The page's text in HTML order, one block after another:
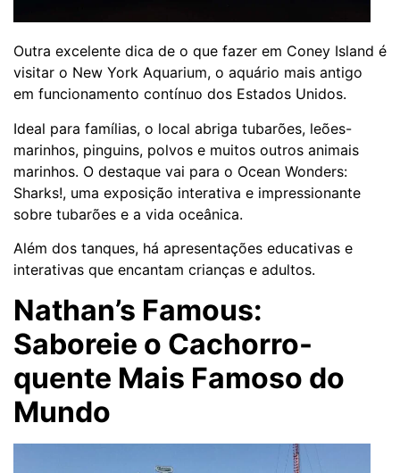
Outra excelente dica de o que fazer em Coney Island é
visitar o New York Aquarium, o aquário mais antigo
em funcionamento contínuo dos Estados Unidos.
Ideal para famílias, o local abriga tubarões, leões-
marinhos, pinguins, polvos e muitos outros animais
marinhos. O destaque vai para o Ocean Wonders:
Sharks!, uma exposição interativa e impressionante
sobre tubarões e a vida oceânica.
Além dos tanques, há apresentações educativas e
interativas que encantam crianças e adultos.
Nathan’s Famous:
Saboreie o Cachorro-
quente Mais Famoso do
Mundo